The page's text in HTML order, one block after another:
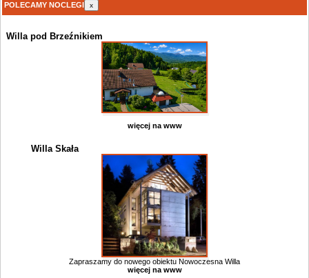
POLECAMY NOCLEGI x
Willa pod Brzeźnikiem
więcej na www
Willa Skała
Zapraszamy do nowego obiektu Nowoczesna Willa
więcej na www